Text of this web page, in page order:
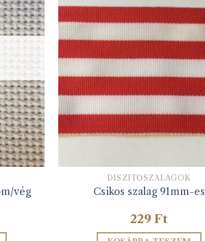
vég
DÍSZÍTŐSZALAGOK
Csíkos szalag 91mm-es
229 Ft